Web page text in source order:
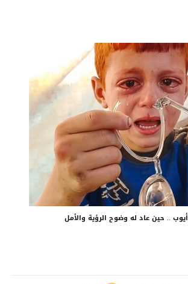
أيوب .. حين عاد له وضوح الرؤية والأمل